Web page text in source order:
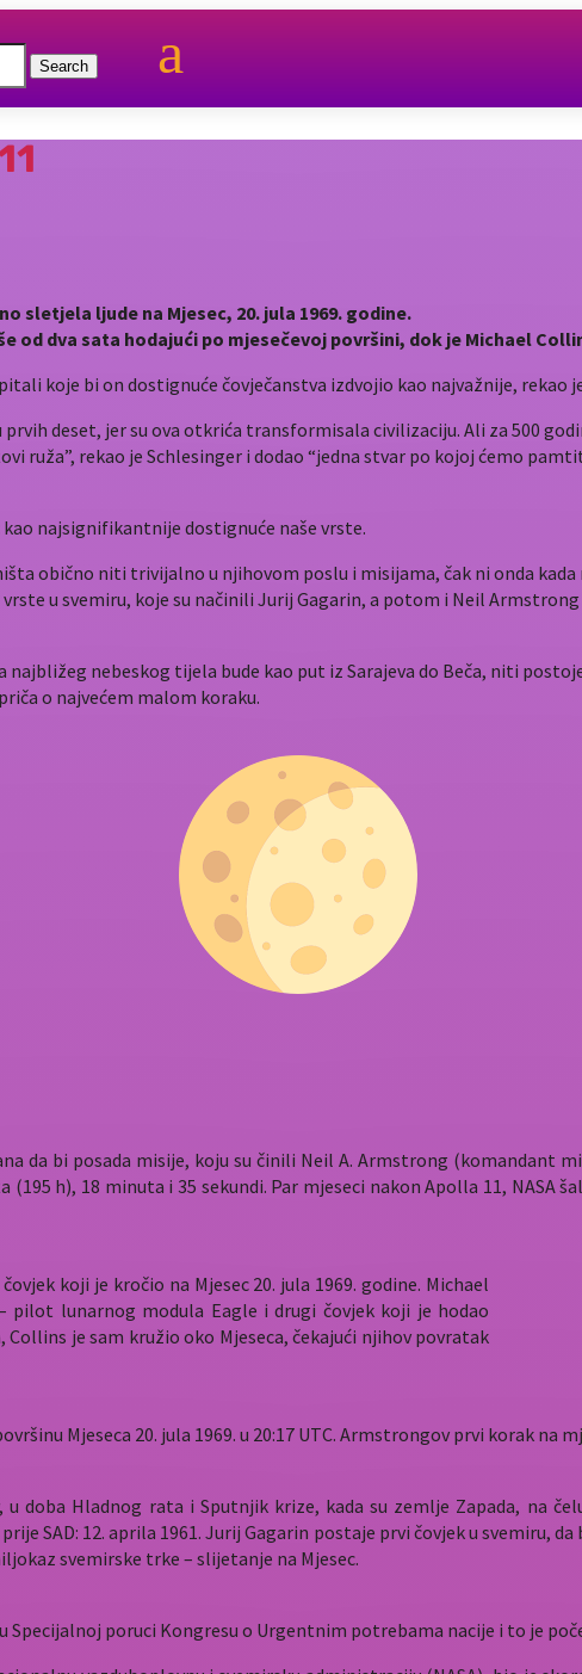
a
sletjela ljude na Mjesec, 20. jula 1969. godine.
od dva sata hodajući po mjesečevoj površini, dok je Michael
koje bi on dostignuće čovječanstva izdvojio kao najvažnije, rekao
deset, jer su ova otkrića transformisala civilizaciju. Ali za 500
ruža”, rekao je Schlesinger i dodao “jedna stvar po kojoj ćemo
najsignifikantnije dostignuće naše vrste.
obično niti trivijalno u njihovom poslu i misijama, čak ni onda
u svemiru, koje su načinili Jurij Gagarin, a potom i Neil
nebeskog tijela bude kao put iz Sarajeva do Beča, niti
o najvećem malom koraku.
da bi posada misije, koju su činili Neil A. Armstrong (komandant
(195 h), 18 minuta i 35 sekundi. Par mjeseci nakon Apolla 11, NASA
koji je kročio na Mjesec 20. jula 1969. godine. Michael
lunarnog modula Eagle i drugi čovjek koji je hodao
je sam kružio oko Mjeseca, čekajući njihov povratak
Mjeseca 20. jula 1969. u 20:17 UTC. Armstrongov prvi korak na
doba Hladnog rata i Sputnjik krize, kada su zemlje Zapada, na
SAD: 12. aprila 1961. Jurij Gagarin postaje prvi čovjek u svemiru,
svemirske trke – slijetanje na Mjesec.
Specijalnoj poruci Kongresu o Urgentnim potrebama nacije i to je